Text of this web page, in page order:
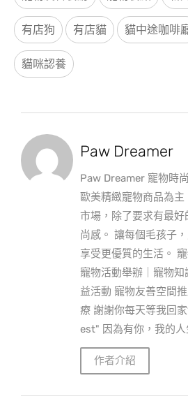
有店狗 有店貓 貓中途咖啡
貓咪認養
Paw Dreamer
Paw Dreamer 寵物時
歐美精緻寵物商品為
市場，除了要求有最
尚感。 讓每個毛孩子
享受更優質的生活。
寵物活動舉辦｜寵物
益活動 寵物友善空間
療 謝謝你每天等我回
est" 因為有你，我的
作者介紹